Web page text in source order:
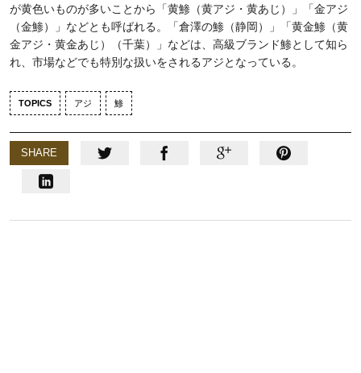
が黄色いものが多いことから「黄鯵（黄アジ・黄あじ）」「金アジ
（金鯵）」などとも呼ばれる。「倉澤の鯵（静岡）」「黄金鯵（黄
金アジ・黄金あじ）（千葉）」などは、高級ブランド鯵として知ら
れ、市場などでも特別な扱いをされるアジとなっている。
TOPICS アジ 鯵
SHARE